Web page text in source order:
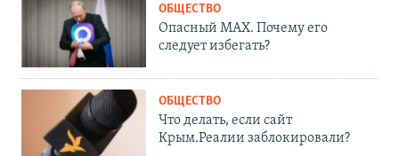
ОБЩЕСТВО
Опасный MAX. Почему его
следует избегать?
ОБЩЕСТВО
Что делать, если сайт
Крым.Реалии заблокировали?